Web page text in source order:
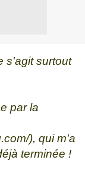
s'agit surtout
par la
), qui m'a
terminée !